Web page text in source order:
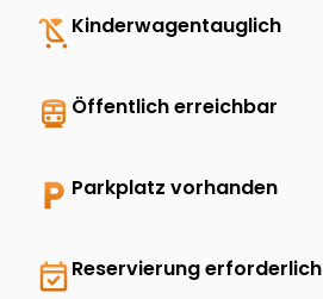
child_friendly Kinderwagentauglich
directions_transit Öffentlich erreichbar
local_parking Parkplatz vorhanden
event_availableReservierung erforderlich